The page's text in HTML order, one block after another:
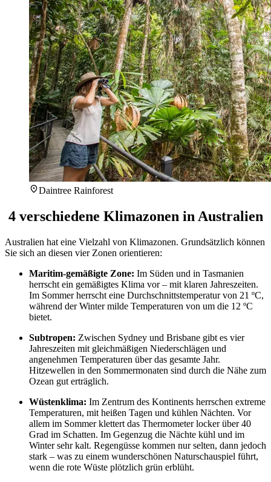
Daintree Rainforest
4 verschiedene Klimazonen in Australien
Australien hat eine Vielzahl von Klimazonen. Grundsätzlich können
Sie sich an diesen vier Zonen orientieren:
Maritim-gemäßigte Zone: Im Süden und in Tasmanien
herrscht ein gemäßigtes Klima vor – mit klaren Jahreszeiten.
Im Sommer herrscht eine Durchschnittstemperatur von 21 ºC,
während der Winter milde Temperaturen von um die 12 ºC
bietet.
Subtropen: Zwischen Sydney und Brisbane gibt es vier
Jahreszeiten mit gleichmäßigen Niederschlägen und
angenehmen Temperaturen über das gesamte Jahr.
Hitzewellen in den Sommermonaten sind durch die Nähe zum
Ozean gut erträglich.
Wüstenklima: Im Zentrum des Kontinents herrschen extreme
Temperaturen, mit heißen Tagen und kühlen Nächten. Vor
allem im Sommer klettert das Thermometer locker über 40
Grad im Schatten. Im Gegenzug die Nächte kühl und im
Winter sehr kalt. Regengüsse kommen nur selten, dann jedoch
stark – was zu einem wunderschönen Naturschauspiel führt,
wenn die rote Wüste plötzlich grün erblüht.